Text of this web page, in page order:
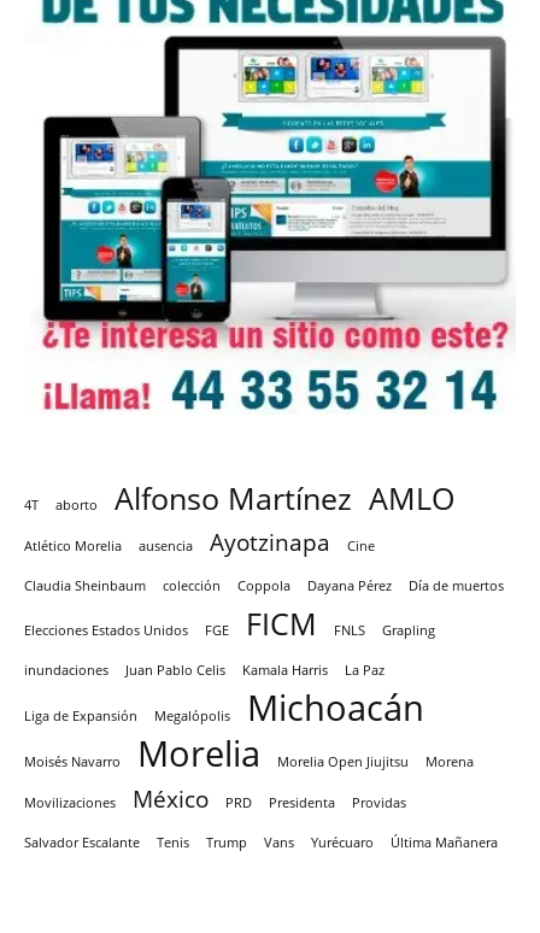
4T aborto Alfonso Martínez AMLO
Atlético Morelia ausencia Ayotzinapa Cine
Claudia Sheinbaum colección Coppola Dayana Pérez Día de muertos
Elecciones Estados Unidos FGE FICM FNLS Grapling
inundaciones Juan Pablo Celis Kamala Harris La Paz
Liga de Expansión Megalópolis Michoacán
Moisés Navarro Morelia Morelia Open Jiujitsu Morena
Movilizaciones México PRD Presidenta Providas
Salvador Escalante Tenis Trump Vans Yurécuaro Última Mañanera